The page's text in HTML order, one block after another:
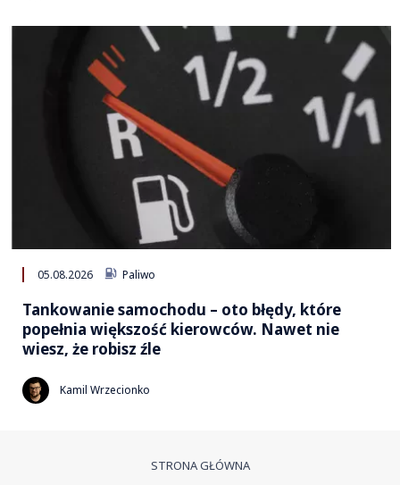
05.08.2026 Paliwo
Tankowanie samochodu – oto błędy, które
popełnia większość kierowców. Nawet nie
wiesz, że robisz źle
Kamil Wrzecionko
STRONA GŁÓWNA